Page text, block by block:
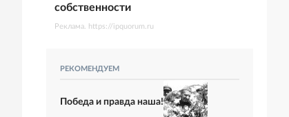
собственности
Реклама. https://ipquorum.ru
РЕКОМЕНДУЕМ
Победа и правда наша!